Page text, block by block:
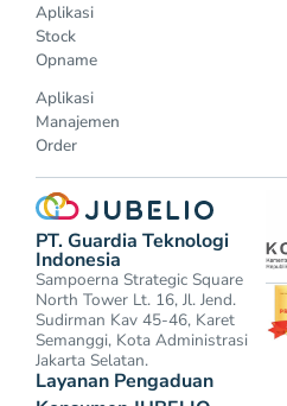
Aplikasi
Stock
Opname
Aplikasi
Manajemen
Order
PT. Guardia Teknologi
Indonesia
Sampoerna Strategic Square
North Tower Lt. 16, Jl. Jend.
Sudirman Kav 45-46, Karet
Semanggi, Kota Administrasi
Jakarta Selatan.
Layanan Pengaduan